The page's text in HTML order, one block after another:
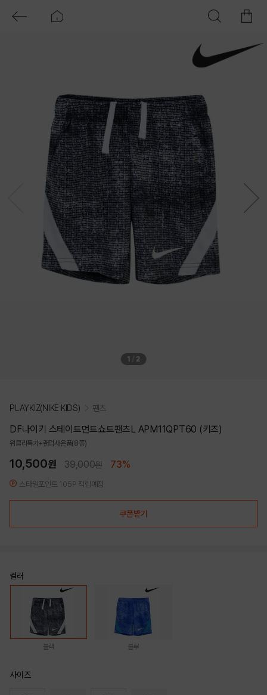
1 2
PLAYKIZ(NIKE KIDS) 팬츠
DF나이키 스테이트먼트쇼트팬츠L APM11QPT60 (키즈)
위클리특가+랜덤사은품(8종)
10,500원 39,000원 73%
스타일포인트 105P 적립예정
쿠폰받기
컬러
블랙 블루
사이즈